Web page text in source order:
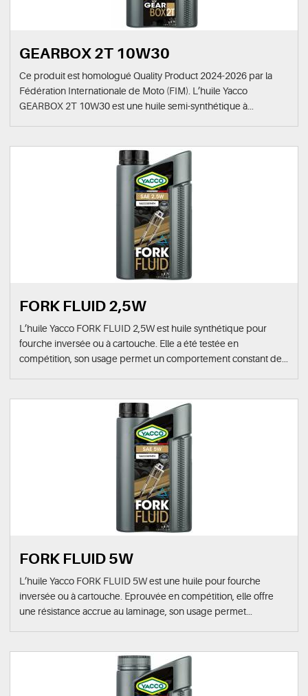
GEARBOX 2T 10W30
Ce produit est homologué Quality Product 2024-2026 par la
Fédération Internationale de Moto (FIM). L’huile Yacco
GEARBOX 2T 10W30 est une huile semi-synthétique à...
FORK FLUID 2,5W
L’huile Yacco FORK FLUID 2,5W est huile synthétique pour
fourche inversée ou à cartouche. Elle a été testée en
compétition, son usage permet un comportement constant de...
FORK FLUID 5W
L’huile Yacco FORK FLUID 5W est une huile pour fourche
inversée ou à cartouche. Eprouvée en compétition, elle offre
une résistance accrue au laminage, son usage permet...